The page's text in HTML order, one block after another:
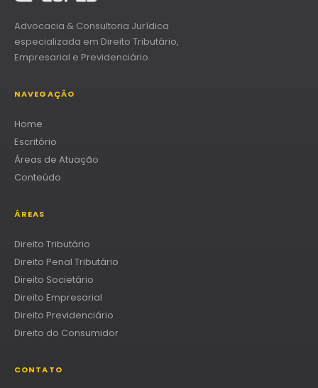
Advocacia & Consultoria Jurídica
especializada em Direito Tributário,
Empresarial e Previdenciário.
NAVEGAÇÃO
Home
Escritório
Áreas de Atuação
Conteúdo
ÁREAS
Direito Tributário
Direito Penal Tributário
Direito Societário
Direito Empresarial
Direito Previdenciário
Direito do Consumidor
CONTATO